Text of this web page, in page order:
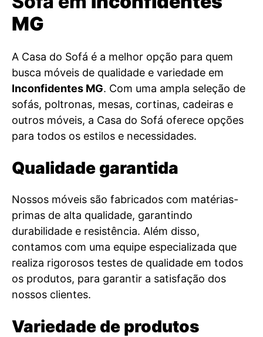
MG
A Casa do Sofá é a melhor opção para quem
busca móveis de qualidade e variedade em
Inconfidentes MG. Com uma ampla seleção de
sofás, poltronas, mesas, cortinas, cadeiras e
outros móveis, a Casa do Sofá oferece opções
para todos os estilos e necessidades.
Qualidade garantida
Nossos móveis são fabricados com matérias-
primas de alta qualidade, garantindo
durabilidade e resistência. Além disso,
contamos com uma equipe especializada que
realiza rigorosos testes de qualidade em todos
os produtos, para garantir a satisfação dos
nossos clientes.
Variedade de produtos